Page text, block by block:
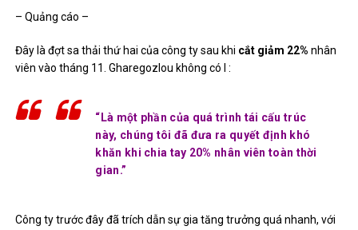
– Quảng cáo –
Đây là đợt sa thải thứ hai của công ty sau khi cắt giảm 22% nhân
viên vào tháng 11. Gharegozlou không có I :
“Là một phần của quá trình tái cấu trúc
này, chúng tôi đã đưa ra quyết định khó
khăn khi chia tay 20% nhân viên toàn thời
gian.”
Công ty trước đây đã trích dẫn sự gia tăng trưởng quá nhanh, với